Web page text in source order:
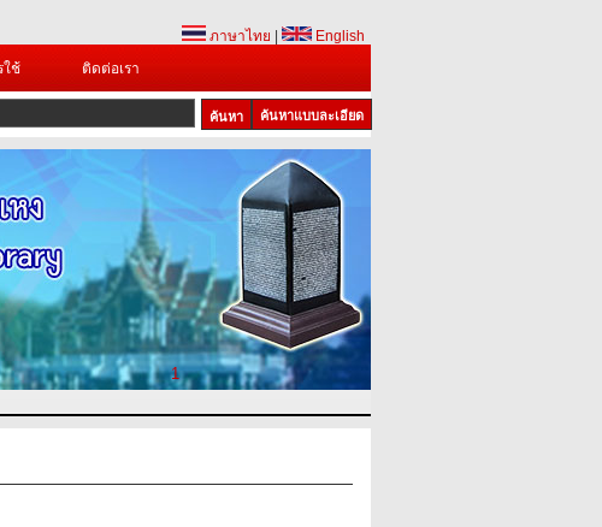
ภาษาไทย
English
ใช้ ติดต่อเรา
ค้นหาแบบละเอียด
1